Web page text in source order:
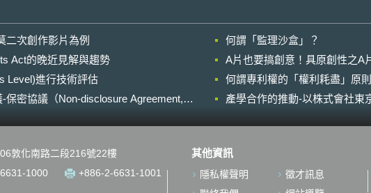
中立」（Ideological Neutrality）兩大
「無偏見AI原則」（Unbiased AI
Principles），並強制要求聯邦機構在
採購大型語言模型（LLM）時，必須
將此二原則納入合約條款。 為確保符
合規定，本指引要求聯邦機構在進行
敏感的技術資料（如模型權重），而
1. 基本透明度要求（Minimum
Threshold for LLM Transparency） 各
機構於招標階段，應要求供應商提供
料保護法統一存放於「外國人
訊資料庫」(database of
information on foreigners)。 據韓
國法務部官員表示，之所以提
律修正案，是因為近來韓國已
重的非法入境、移民犯罪、外
施指紋及生理資訊登錄制度顯
先韓國入出境管理法要求滯留
內超過1年之外國人需提供所
規定，已於2004因被認為有侵
二次創作影片為例
何謂「監理沙盒」？
Act的晚近見解與趨勢
A片也要搞創意！具原創性之A
Level)進行技術評估
何謂專利權的「權利耗盡」原
密協議（Non-disclosure Agreement,
產學合作的推動-以株式會社東
敦化南路二段216號22樓
1000
+886-2-6631-1001
其他資訊
隱私權聲明
徵才訊息